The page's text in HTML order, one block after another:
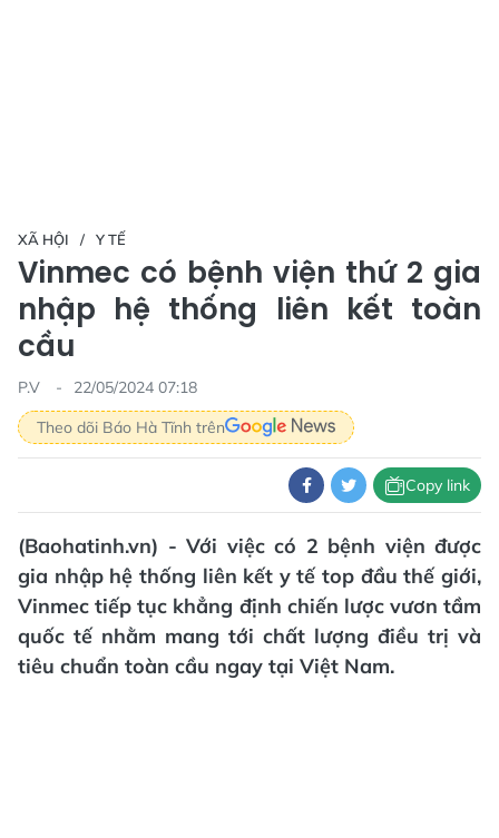
XÃ HỘI Y TẾ
Vinmec có bệnh viện thứ 2 gia
nhập hệ thống liên kết toàn
cầu
P.V
22/05/2024 07:18
Theo dõi Báo Hà Tĩnh trên
Copy link
(Baohatinh.vn) - Với việc có 2 bệnh viện được
gia nhập hệ thống liên kết y tế top đầu thế giới,
Vinmec tiếp tục khẳng định chiến lược vươn tầm
quốc tế nhằm mang tới chất lượng điều trị và
tiêu chuẩn toàn cầu ngay tại Việt Nam.